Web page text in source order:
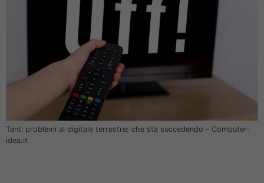
Tanti problemi al digitale terrestre: che sta succedendo – Computer-
idea.it